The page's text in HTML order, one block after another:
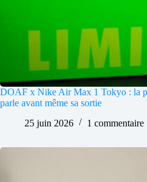
DOAF x Nike Air Max 1 Tokyo : la
parle avant même sa sortie
25 juin 2026
1 commentaire